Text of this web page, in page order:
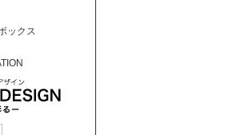
ックス